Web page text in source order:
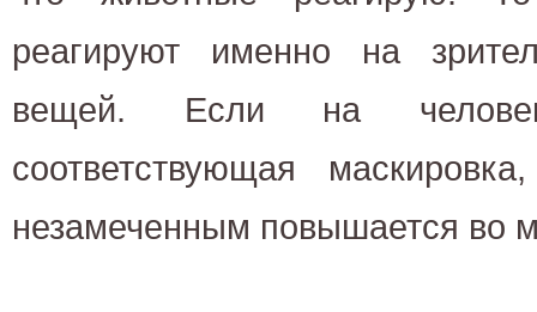
реагируют именно на
вещей. Если на
соответствующая
незамеченным повышается во